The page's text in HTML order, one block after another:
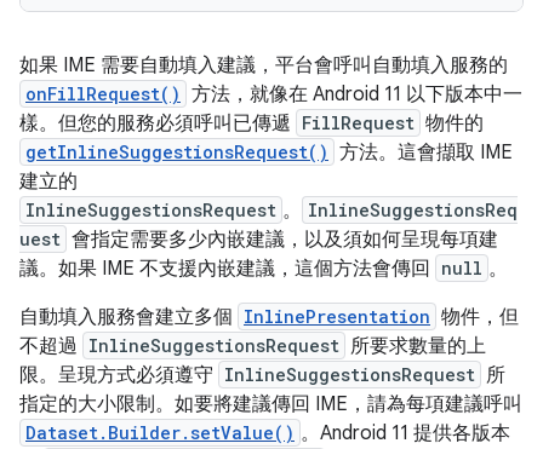
如果 IME 需要自動填入建議，平台會呼叫自動填入服務的
onFillRequest() 方法，就像在 Android 11 以下版本中一
樣。但您的服務必須呼叫已傳遞 FillRequest 物件的
getInlineSuggestionsRequest() 方法。這會擷取 IME
建立的
InlineSuggestionsRequest 。
InlineSuggestionsReq
uest 會指定需要多少內嵌建議，以及須如何呈現每項建
議。如果 IME 不支援內嵌建議，這個方法會傳回
null 。
自動填入服務會建立多個 InlinePresentation 物件，但
不超過 InlineSuggestionsRequest 所要求數量的上
限。呈現方式必須遵守 InlineSuggestionsRequest 所
指定的大小限制。如要將建議傳回 IME，請為每項建議呼叫
Dataset.Builder.setValue() 。Android 11 提供各版本